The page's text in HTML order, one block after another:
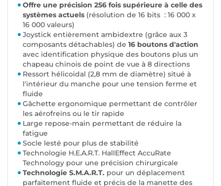
Offre une précision 256 fois supérieure à celle des
systèmes actuels (résolution de 16 bits : 16 000 x
16 000 valeurs)
Joystick entièrement ambidextre (grâce aux 3
composants détachables) de 16 boutons d'action
avec identification physique des boutons plus un
chapeau chinois de point de vue à 8 directions
Ressort hélicoïdal (2,8 mm de diamètre) situé à
l'intérieur du manche pour une tension ferme et
fluide
Gâchette ergonomique permettant de contrôler
les aérofreins ou le tir rapide
Large repose-main permettant de réduire la
fatigue
Socle lesté pour plus de stabilité
Technologie H.E.A.R.T. HallEffect AccuRate
Technology pour une précision chirurgicale
Technologie S.M.A.R.T. pour un déplacement
parfaitement fluide et précis de la manette des